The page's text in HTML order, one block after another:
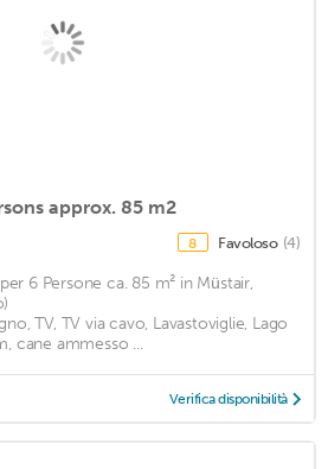
approx. 85 m2
8 Favoloso (4)
6 Persone ca. 85 m² in Müstair,
TV, TV via cavo, Lavastoviglie, Lago
cane ammesso ...
Verifica disponibilità